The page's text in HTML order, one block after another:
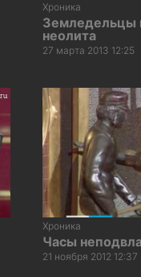
Хроника
Земледельцы
неолита
27 марта 2013 12:25
Хроника
Часы
21 ноября 2012 12:37